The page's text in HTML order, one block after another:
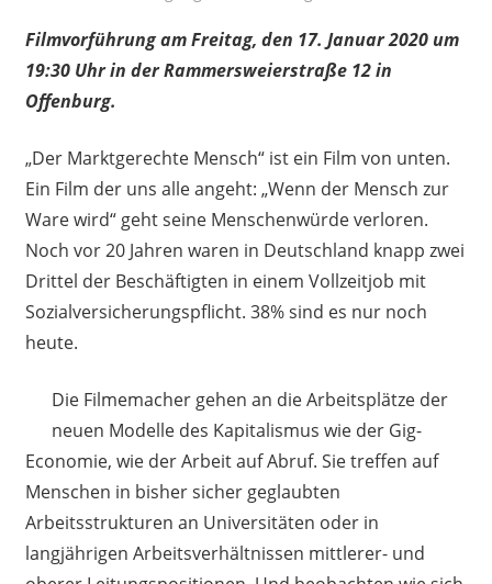
Filmvorführung am Freitag, den 17. Januar 2020 um
19:30 Uhr in der Rammersweierstraße 12 in
Offenburg.
„Der Marktgerechte Mensch“ ist ein Film von unten.
Ein Film der uns alle angeht: „Wenn der Mensch zur
Ware wird“ geht seine Menschenwürde verloren.
Noch vor 20 Jahren waren in Deutschland knapp zwei
Drittel der Beschäftigten in einem Vollzeitjob mit
Sozialversicherungspflicht. 38% sind es nur noch
heute.
Die Filmemacher gehen an die Arbeitsplätze der
neuen Modelle des Kapitalismus wie der Gig-
Economie, wie der Arbeit auf Abruf. Sie treffen auf
Menschen in bisher sicher geglaubten
Arbeitsstrukturen an Universitäten oder in
langjährigen Arbeitsverhältnissen mittlerer- und